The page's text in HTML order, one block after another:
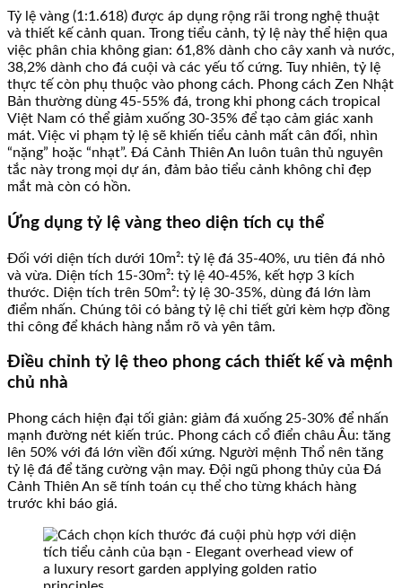
Tỷ lệ vàng (1:1.618) được áp dụng rộng rãi trong nghệ thuật
và thiết kế cảnh quan. Trong tiểu cảnh, tỷ lệ này thể hiện qua
việc phân chia không gian: 61,8% dành cho cây xanh và nước,
38,2% dành cho đá cuội và các yếu tố cứng. Tuy nhiên, tỷ lệ
thực tế còn phụ thuộc vào phong cách. Phong cách Zen Nhật
Bản thường dùng 45-55% đá, trong khi phong cách tropical
Việt Nam có thể giảm xuống 30-35% để tạo cảm giác xanh
mát. Việc vi phạm tỷ lệ sẽ khiến tiểu cảnh mất cân đối, nhìn
“nặng” hoặc “nhạt”. Đá Cảnh Thiên An luôn tuân thủ nguyên
tắc này trong mọi dự án, đảm bảo tiểu cảnh không chỉ đẹp
mắt mà còn có hồn.
Ứng dụng tỷ lệ vàng theo diện tích cụ thể
Đối với diện tích dưới 10m²: tỷ lệ đá 35-40%, ưu tiên đá nhỏ
và vừa. Diện tích 15-30m²: tỷ lệ 40-45%, kết hợp 3 kích
thước. Diện tích trên 50m²: tỷ lệ 30-35%, dùng đá lớn làm
điểm nhấn. Chúng tôi có bảng tỷ lệ chi tiết gửi kèm hợp đồng
thi công để khách hàng nắm rõ và yên tâm.
Điều chỉnh tỷ lệ theo phong cách thiết kế và mệnh
chủ nhà
Phong cách hiện đại tối giản: giảm đá xuống 25-30% để nhấn
mạnh đường nét kiến trúc. Phong cách cổ điển châu Âu: tăng
lên 50% với đá lớn viền đối xứng. Người mệnh Thổ nên tăng
tỷ lệ đá để tăng cường vận may. Đội ngũ phong thủy của Đá
Cảnh Thiên An sẽ tính toán cụ thể cho từng khách hàng
trước khi báo giá.